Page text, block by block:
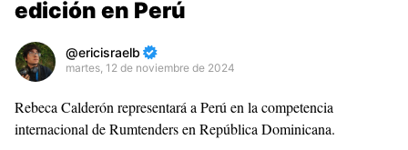
edición en Perú
ericisraelb
martes, 12 de noviembre de 2024
Premium
By
Rebeca Calderón representará a Perú en la competencia
internacional de Rumtenders en República Dominicana.